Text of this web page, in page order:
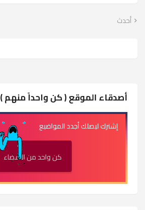
أحدث
أصدقاء الموقع ( كن واحداً منهم )
إشترك ليصلك أجدد المواضيع
كن واحد من الأعضاء